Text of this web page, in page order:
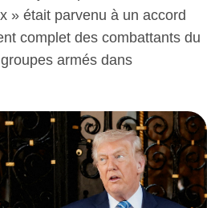
» était parvenu à un accord
complet des combattants du
armés dans